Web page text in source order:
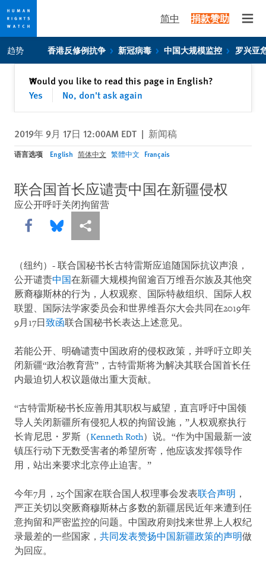
Skip
to
privacy
Skip
to
content
简中 捐款赞助
趋势 香港反修例抗争 新冠病毒 中国大规模监控 罗兴亚
Would you like to read this page in English?
Yes
No, don't ask again
✕关闭
2019年 9月 17日 12:00AM EDT | 新闻稿
语言选项 English 简体中文 繁體中文 Français
联合国首长应谴责中国在新疆侵权
应公开呼吁关闭拘留营
Share this via Facebook
Share this via Bluesky
More sharing options
（纽约）- 联合国秘书长古特雷斯应追随国际抗议声浪，
公开谴责中国在新疆大规模拘留逾百万维吾尔族及其他突
厥裔穆斯林的行为，人权观察、国际特赦组织、国际人权
联盟、国际法学家委员会和世界维吾尔大会共同在2019年
9月17日 致函联合国秘书长表达上述意见。
若能公开、明确谴责中国政府的侵权政策，并呼吁立即关
闭新疆“政治教育营”，古特雷斯将为解决其联合国首长任
内最迫切人权议题做出重大贡献。
“古特雷斯秘书长应善用其职权与威望，直言呼吁中国领
导人关闭新疆所有侵犯人权的拘留设施，”人权观察执行
长肯尼思・罗斯（Kenneth Roth）说。“作为中国最新一波
镇压行动下无数受害者的希望所寄，他应该发挥领导作
用，站出来要求北京停止迫害。”
今年7月，25个国家在联合国人权理事会发表联合声明 ，
严正关切以突厥裔穆斯林占多数的新疆居民近年来遭到任
意拘留和严密监控的问题。中国政府则找来世界上人权纪
录最差的一些国家， 共同发表赞扬中国新疆政策的声明做
为回应。